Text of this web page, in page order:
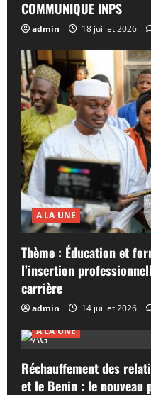
COMMUNIQUE INPS
admin 18 juillet 2026
A LA UNE
Thème : Éducation et
l’insertion
carrière
admin 14 juillet 2026
A LA UNE
Réchauffement des
et le Benin : le nouveau